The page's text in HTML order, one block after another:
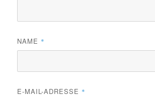
NAME *
E-MAIL-ADRESSE *